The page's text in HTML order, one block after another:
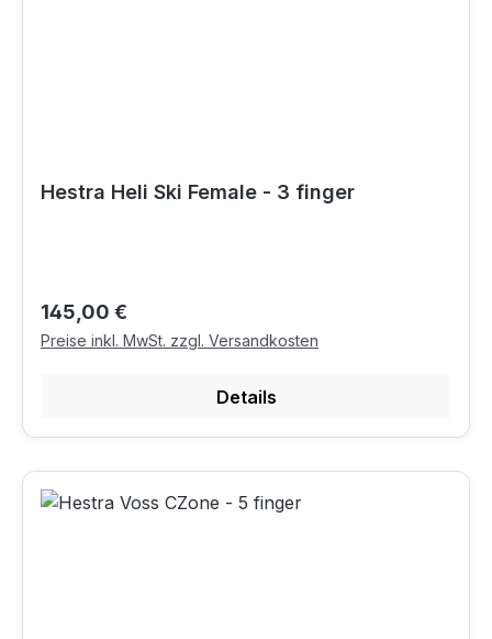
Hestra Heli Ski Female - 3 finger
Regulärer Preis:
145,00 €
Preise inkl. MwSt. zzgl. Versandkosten
Details